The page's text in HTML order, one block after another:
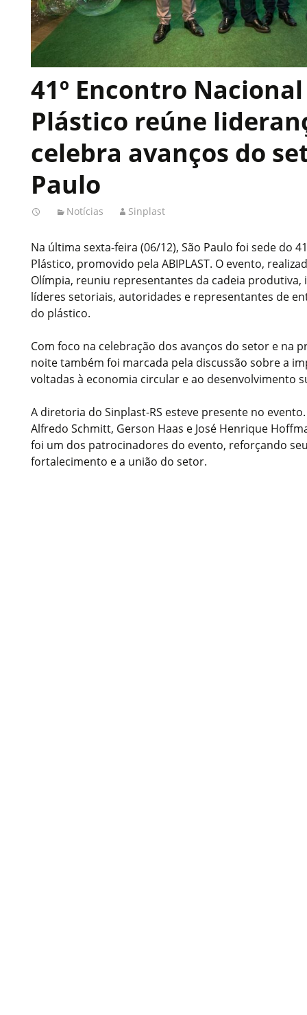
41º Encontro
Plástico reúne
celebra avanços do
Paulo
Notícias Sinplast
Na última sexta-feira (06/12), São Paulo foi sede do
Plástico, promovido pela ABIPLAST. O evento,
Olímpia, reuniu representantes da cadeia
líderes setoriais, autoridades e representantes de
do plástico.
Com foco na celebração dos avanços do setor e na
noite também foi marcada pela discussão sobre a
voltadas à economia circular e ao desenvolvimento
A diretoria do Sinplast-RS esteve presente no
Alfredo Schmitt, Gerson Haas e José Henrique
foi um dos patrocinadores do evento, reforçando
fortalecimento e a união do setor.​